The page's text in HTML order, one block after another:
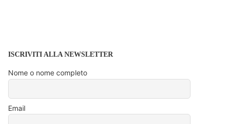
ISCRIVITI ALLA NEWSLETTER
Nome o nome completo
Email